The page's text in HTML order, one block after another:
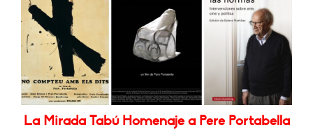
La Mirada Tabú Homenaje a Pere Portabella